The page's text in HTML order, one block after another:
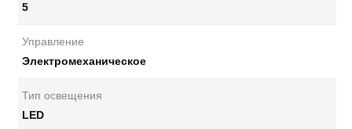
5
Управление
Электромеханическое
Тип освещения
LED